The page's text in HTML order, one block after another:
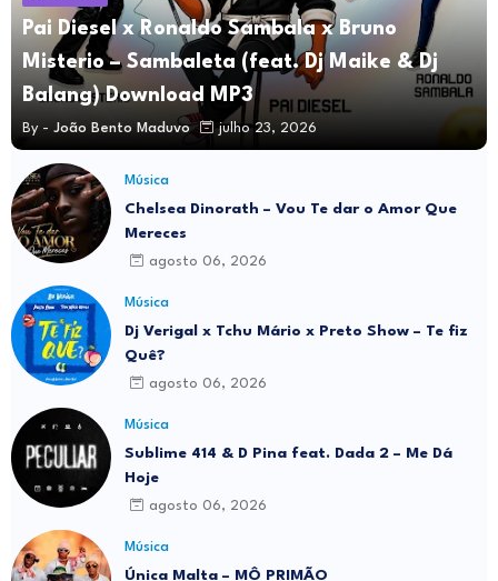
Pai Diesel x Ronaldo Sambala x Bruno
Misterio – Sambaleta (feat. Dj Maike & Dj
Balang) Download MP3
By - João Bento Maduvo julho 23, 2026
Música
Chelsea Dinorath – Vou Te dar o Amor Que
Mereces
agosto 06, 2026
Música
Dj Verigal x Tchu Mário x Preto Show – Te fiz
Quê?
agosto 06, 2026
Música
Sublime 414 & D Pina feat. Dada 2 – Me Dá
Hoje
agosto 06, 2026
Música
Única Malta – MÔ PRIMÃO